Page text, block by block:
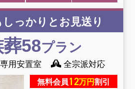
っかりとお見送り
58プラン
専用安置室 全宗派対応
無料会員12万円割引